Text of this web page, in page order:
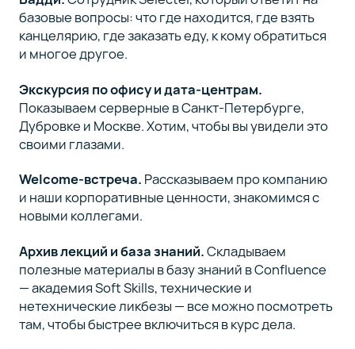
базовые вопросы: что где находится, где взять
канцелярию, где заказать еду, к кому обратиться
и многое другое.
Экскурсия по офису и дата-центрам.
Показываем серверные в Санкт-Петербурге,
Дубровке и Москве. Хотим, чтобы вы увидели это
своими глазами.
Welcome-встреча. Рассказываем про компанию
и наши корпоративные ценности, знакомимся с
новыми коллегами.
Архив лекций и база знаний.Складываем
полезные материалы в базу знаний в Confluence
— академия Soft Skills, технические и
нетехнические ликбезы — все можно посмотреть
там, чтобы быстрее включиться в курс дела.